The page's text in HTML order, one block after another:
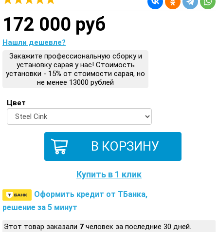
172 000 руб
Нашли дешевле?
Закажите профессиональную сборку и
установку сарая у нас! Стоимость
установки - 15% от стоимости сарая, но
не менее 13000 рублей
Цвет
Купить в 1 клик
Оформить кредит от ТБанка,
решение за 5 минут
Этот товар заказали 7 человек за последние 30 дней.